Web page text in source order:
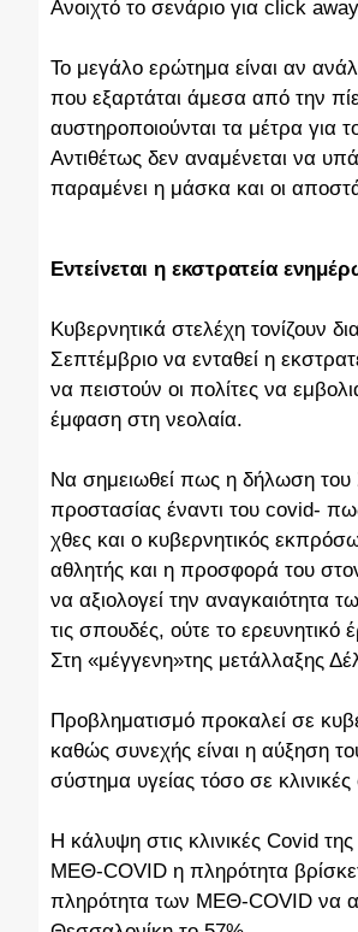
Ανοιχτό το σενάριο για click
Το μεγάλο ερώτημα είναι αν
που εξαρτάται άμεσα από την
αυστηροποιούνται τα μέτρα για
Αντιθέτως δεν αναμένεται να
παραμένει η μάσκα και οι
Εντείνεται η εκστρατεία
Κυβερνητικά στελέχη τονίζουν
Σεπτέμβριο να ενταθεί η
να πειστούν οι πολίτες να
έμφαση στη νεολαία.
Να σημειωθεί πως η δήλωση του
προστασίας έναντι του covid-
χθες και ο κυβερνητικός
αθλητής και η προσφορά του στον
να αξιολογεί την αναγκαιότητα
τις σπουδές, ούτε το ερευνητικό
Στη «μέγγενη»της μετάλλαξης
Προβληματισμό προκαλεί σε
καθώς συνεχής είναι η αύξηση
σύστημα υγείας τόσο σε
Η κάλυψη στις κλινικές Covid
ΜΕΘ-COVID η πληρότητα
πληρότητα των ΜΕΘ-COVID να